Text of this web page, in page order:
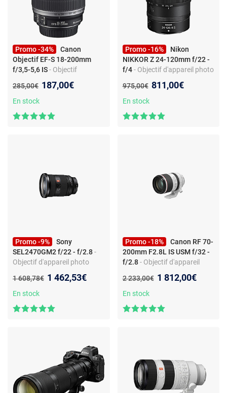
Promo -34%
Canon
Objectif EF-S 18-200mm
f/3,5-5,6 IS- Objectif
téléobjectif - Stabilisation IS -
Monture Canon
Ancien prix :
285,00€ Nouveau prix :
187,00€
En stock
Promo -16%
Nikon
NIKKOR Z 24-120mm f/22 -
f/4 - Objectif d'appareil photo
Nikon Z - Série S - 9 lamelles
Ancien prix :
975,00€ Nouveau prix :
811,00€
En stock
Promo -9%
Sony
SEL2470GM2 f/22 - f/2.8-
Objectif d'appareil photo
Sony FE - f/2.8 - 11 lames -
filtre 82 mm
Ancien prix :
1 608,78€ Nouveau prix :
1 462,53€
En stock
Promo -18%
Canon RF 70-
200mm F2.8L IS USM f/32 -
f/2.8 - Objectif d'appareil
Canon RF - f/2.8 lumineux -
stabilisation IS
Ancien prix :
2 233,00€ Nouveau prix :
1 812,00€
En stock